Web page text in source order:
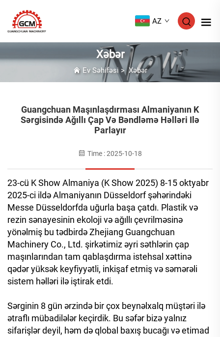
AZ
Xəbər
Ev Səhifəsi>Xəbər
Guangchuan Maşınlaşdırması Almaniyanın K
Sərgisində Ağıllı Çap Və Bəndləmə Həlləri Ilə
Parlayır
Time : 2025-10-18
23-cü K Show Almaniya (K Show 2025) 8-15 oktyabr
2025-ci ildə Almaniyanın Düsseldorf şəhərindəki
Messe Düsseldorfda uğurla başa çatdı. Plastik və
rezin sənayesinin ekoloji və ağıllı çevrilməsinə
yönəlmiş bu tədbirdə Zhejiang Guangchuan
Machinery Co., Ltd. şirkətimiz əyri səthlərin çap
maşınlarından tam qablaşdırma istehsal xəttinə
qədər yüksək keyfiyyətli, inkişaf etmiş və səmərəli
sistem həlləri ilə iştirak etdi.
Sərginin 8 gün ərzində bir çox beynəlxalq müştəri ilə
ətraflı mübadilələr keçirdik. Bu səfər bizə yalnız
sifarişlər deyil, həm də qlobal baxış bucağı və etimad